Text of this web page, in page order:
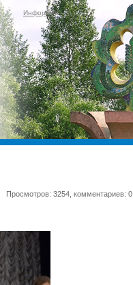
Информер
Просмотров: 3254, комментариев: 0